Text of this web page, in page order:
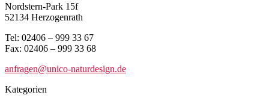
Nordstern-Park 15f
52134 Herzogenrath
Tel: 02406 – 999 33 67
Fax: 02406 – 999 33 68
anfragen@unico-naturdesign.de
Kategorien